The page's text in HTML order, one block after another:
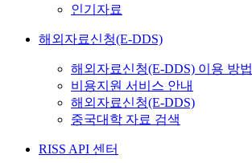
인기자료
해외자료신청(E-DDS)
해외자료신청(E-DDS) 이용 방법
비용지원 서비스 안내
해외자료신청(E-DDS)
중국대학 자료 검색
RISS API 센터